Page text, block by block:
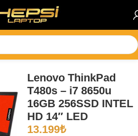
Lenovo ThinkPad
T480s – i7 8650u
16GB 256SSD INTEL
HD 14″ LED
13.199₺